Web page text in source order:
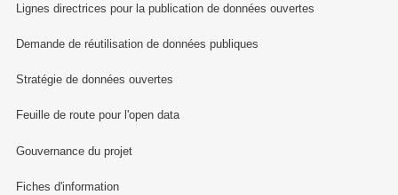
Lignes directrices pour la publication de données ouvertes
Demande de réutilisation de données publiques
Stratégie de données ouvertes
Feuille de route pour l'open data
Gouvernance du projet
Fiches d'information